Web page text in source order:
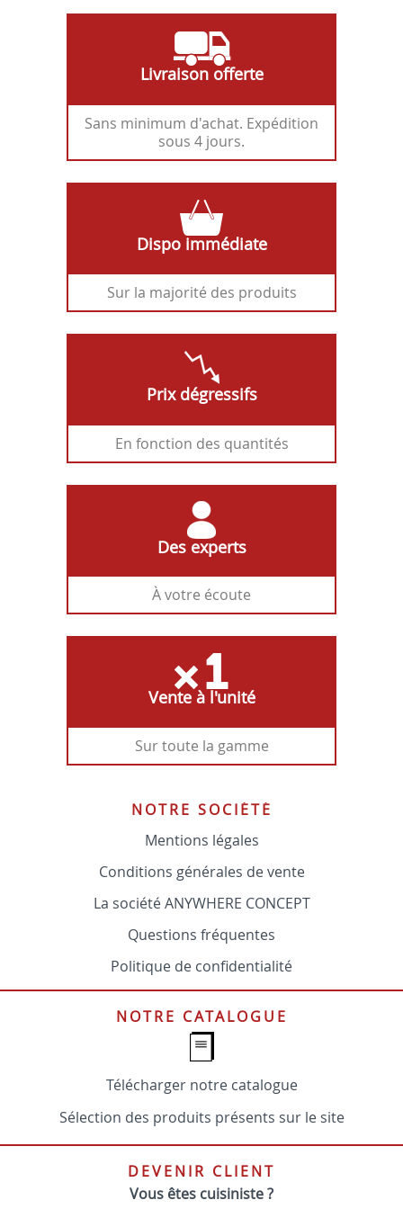
Livraison offerte
Sans minimum d'achat. Expédition
sous 4 jours.
Dispo immédiate
Sur la majorité des produits
Prix dégressifs
En fonction des quantités
Des experts
À votre écoute
Vente à l'unité
Sur toute la gamme
NOTRE SOCIÉTÉ
Mentions légales
Conditions générales de vente
La société ANYWHERE CONCEPT
Questions fréquentes
Politique de confidentialité
NOTRE CATALOGUE
Télécharger notre catalogue
Sélection des produits présents sur le site
DEVENIR CLIENT
Vous êtes cuisiniste ?